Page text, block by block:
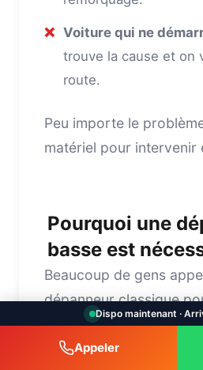
❌ Voiture qui ne
trouve la cause et on
route.
Peu importe le
matériel pour intervenir
Pourquoi une
basse est
Beaucoup de gens
dépanneur classique
souterrain, et le
renoncer : sa
Dispo maintenant ·
Appeler